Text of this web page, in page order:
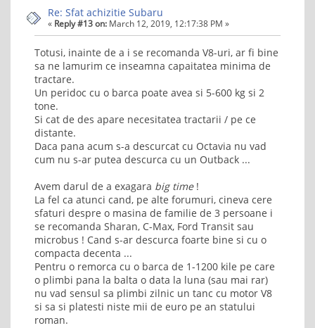
Re: Sfat achizitie Subaru
« Reply #13 on: March 12, 2019, 12:17:38 PM »
Totusi, inainte de a i se recomanda V8-uri, ar fi bine
sa ne lamurim ce inseamna capaitatea minima de
tractare.
Un peridoc cu o barca poate avea si 5-600 kg si 2
tone.
Si cat de des apare necesitatea tractarii / pe ce
distante.
Daca pana acum s-a descurcat cu Octavia nu vad
cum nu s-ar putea descurca cu un Outback ...
Avem darul de a exagara big time!
La fel ca atunci cand, pe alte forumuri, cineva cere
sfaturi despre o masina de familie de 3 persoane i
se recomanda Sharan, C-Max, Ford Transit sau
microbus ! Cand s-ar descurca foarte bine si cu o
compacta decenta ...
Pentru o remorca cu o barca de 1-1200 kile pe care
o plimbi pana la balta o data la luna (sau mai rar)
nu vad sensul sa plimbi zilnic un tanc cu motor V8
si sa si platesti niste mii de euro pe an statului
roman.